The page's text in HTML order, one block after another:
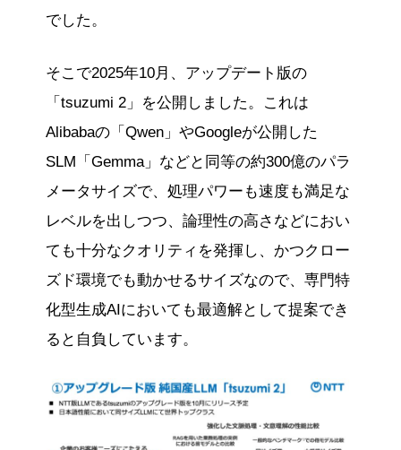
でした。
そこで2025年10月、アップデート版の
「tsuzumi 2」を公開しました。これは
Alibabaの「Qwen」やGoogleが公開した
SLM「Gemma」などと同等の約300億のパラ
メータサイズで、処理パワーも速度も満足な
レベルを出しつつ、論理性の高さなどにおい
ても十分なクオリティを発揮し、かつクロー
ズド環境でも動かせるサイズなので、専門特
化型生成AIにおいても最適解として提案でき
ると自負しています。